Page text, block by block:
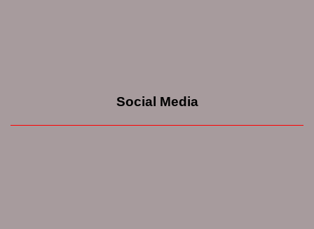
Social Media